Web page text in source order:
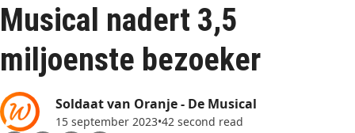
Musical nadert 3,5
miljoenste bezoeker
Soldaat van Oranje - De Musical
15 september 2023•42 second read